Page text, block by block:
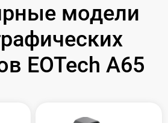
модели
EOTech A65